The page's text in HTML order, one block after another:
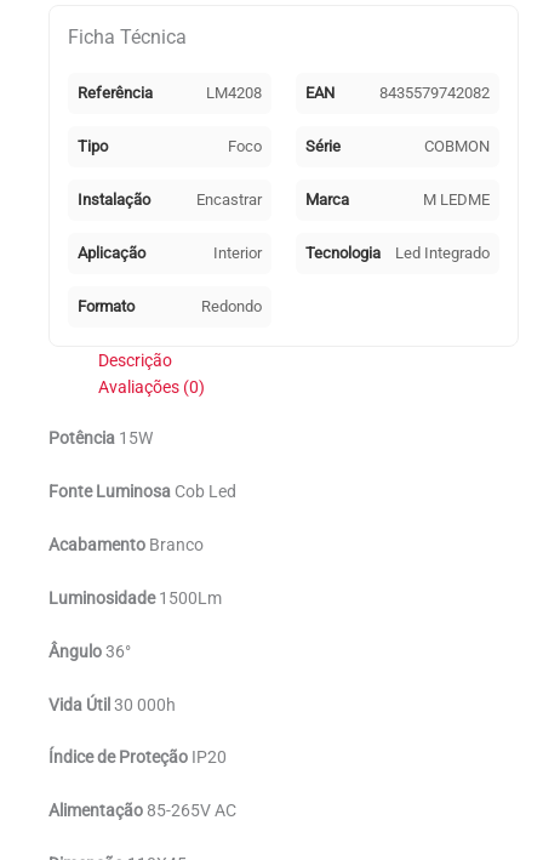
COBMON
LED
Branco
Ficha Técnica
Referência LM4208 EAN 8435579742082
Tipo Foco Série COBMON
Instalação Encastrar Marca M LEDME
Aplicação Interior Tecnologia Led Integrado
Formato Redondo
Descrição
Avaliações (0)
Potência 15W
Fonte Luminosa Cob Led
Acabamento Branco
Luminosidade1500Lm
Ângulo36°
Vida Útil30 000h
Índice de Proteção IP20
Alimentação 85-265V AC